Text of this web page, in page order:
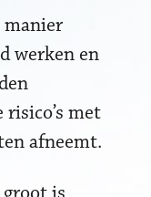
manier
werken en
met
afneemt.